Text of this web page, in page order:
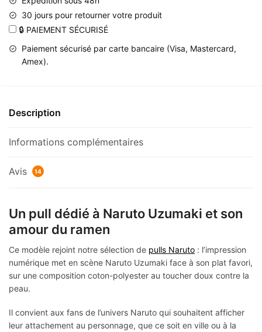
Polyester
30 jours pour retourner votre produit
🔒 PAIEMENT SÉCURISÉ
Paiement sécurisé par carte bancaire (Visa, Mastercard,
Amex).
Description
Informations complémentaires
Avis 14
Un pull dédié à Naruto Uzumaki et son
amour du ramen
Ce modèle rejoint notre sélection de pulls Naruto : l’impression
numérique met en scène Naruto Uzumaki face à son plat favori,
sur une composition coton-polyester au toucher doux contre la
peau.
Il convient aux fans de l’univers Naruto qui souhaitent afficher
leur attachement au personnage, que ce soit en ville ou à la